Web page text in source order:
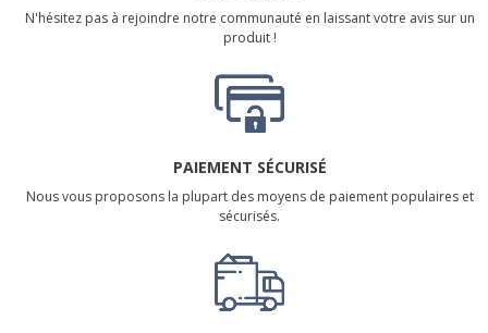
N'hésitez pas à rejoindre notre communauté en laissant votre avis sur un
produit !
PAIEMENT SÉCURISÉ
Nous vous proposons la plupart des moyens de paiement populaires et
sécurisés.